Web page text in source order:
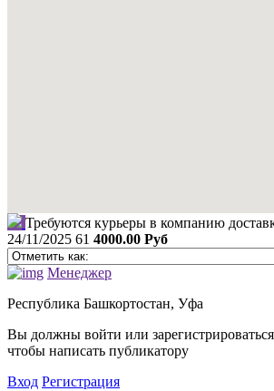
Требуются курьеры в компанию
24/11/2025 61 4000.00 Руб
Менеджер
Республика Башкортостан, Уфа
Вы должны войти или зарегистрироваться
чтобы написать публикатору
Вход Регистрация